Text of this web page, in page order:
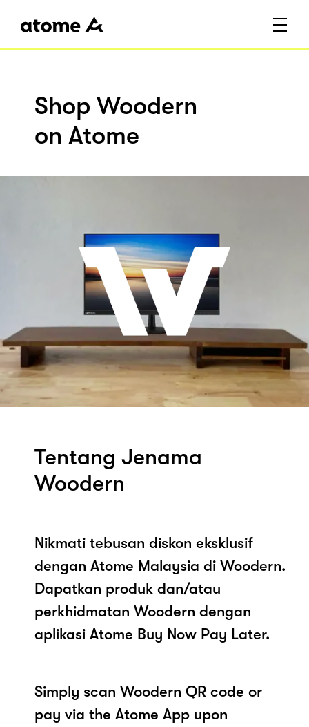
Shop Woodern
on Atome
Tentang Jenama
Woodern
Nikmati tebusan diskon eksklusif
dengan Atome Malaysia di Woodern.
Dapatkan produk dan/atau
perkhidmatan Woodern dengan
aplikasi Atome Buy Now Pay Later.
Simply scan Woodern QR code or
pay via the Atome App upon